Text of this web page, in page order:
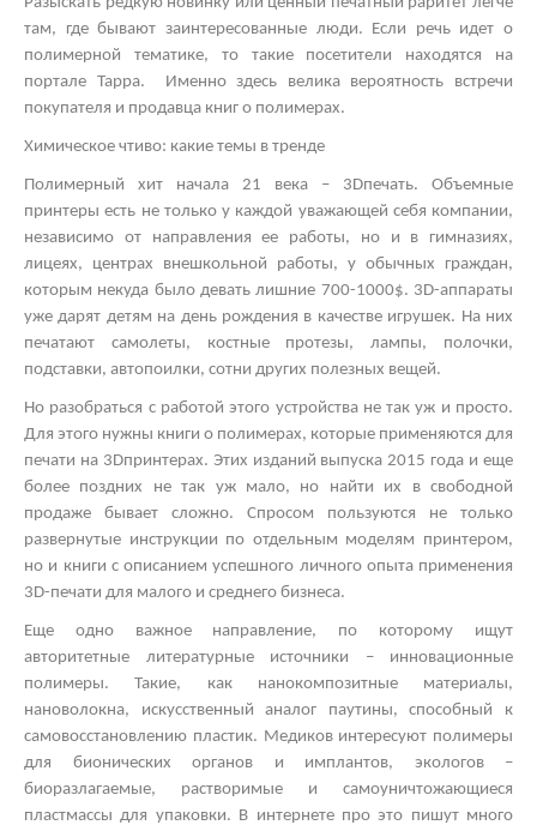
там, где бывают заинтересованные люди. Если речь идет о
полимерной тематике, то такие посетители находятся на
портале Тарра. Именно здесь велика вероятность встречи
покупателя и продавца книг о полимерах.
Химическое чтиво: какие темы в тренде
Полимерный хит начала 21 века – 3Dпечать. Объемные
принтеры есть не только у каждой уважающей себя компании,
независимо от направления ее работы, но и в гимназиях,
лицеях, центрах внешкольной работы, у обычных граждан,
которым некуда было девать лишние 700-1000$. 3D-аппараты
уже дарят детям на день рождения в качестве игрушек. На них
печатают самолеты, костные протезы, лампы, полочки,
подставки, автопоилки, сотни других полезных вещей.
Но разобраться с работой этого устройства не так уж и просто.
Для этого нужны книги о полимерах, которые применяются для
печати на 3Dпринтерах. Этих изданий выпуска 2015 года и еще
более поздних не так уж мало, но найти их в свободной
продаже бывает сложно. Спросом пользуются не только
развернутые инструкции по отдельным моделям принтером,
но и книги с описанием успешного личного опыта применения
3D-печати для малого и среднего бизнеса.
Еще одно важное направление, по которому ищут
авторитетные литературные источники – инновационные
полимеры. Такие, как нанокомпозитные материалы,
нановолокна, искусственный аналог паутины, способный к
самовосстановлению пластик. Медиков интересуют полимеры
для бионических органов и имплантов, экологов –
биоразлагаемые, растворимые и самоуничтожающиеся
пластмассы для упаковки. В интернете про это пишут много